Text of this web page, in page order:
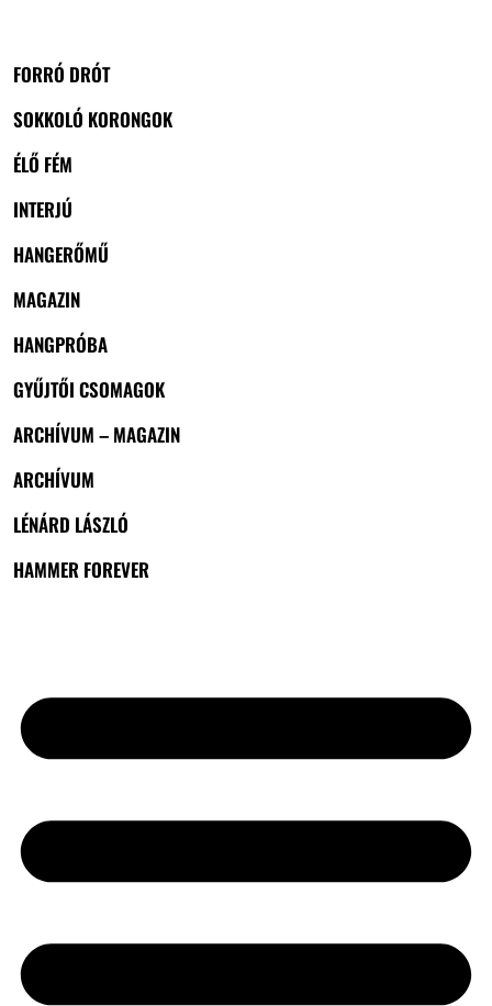
FORRÓ DRÓT
SOKKOLÓ KORONGOK
ÉLŐ FÉM
INTERJÚ
HANGERŐMŰ
MAGAZIN
HANGPRÓBA
GYŰJTŐI CSOMAGOK
ARCHÍVUM – MAGAZIN
ARCHÍVUM
LÉNÁRD LÁSZLÓ
HAMMER FOREVER